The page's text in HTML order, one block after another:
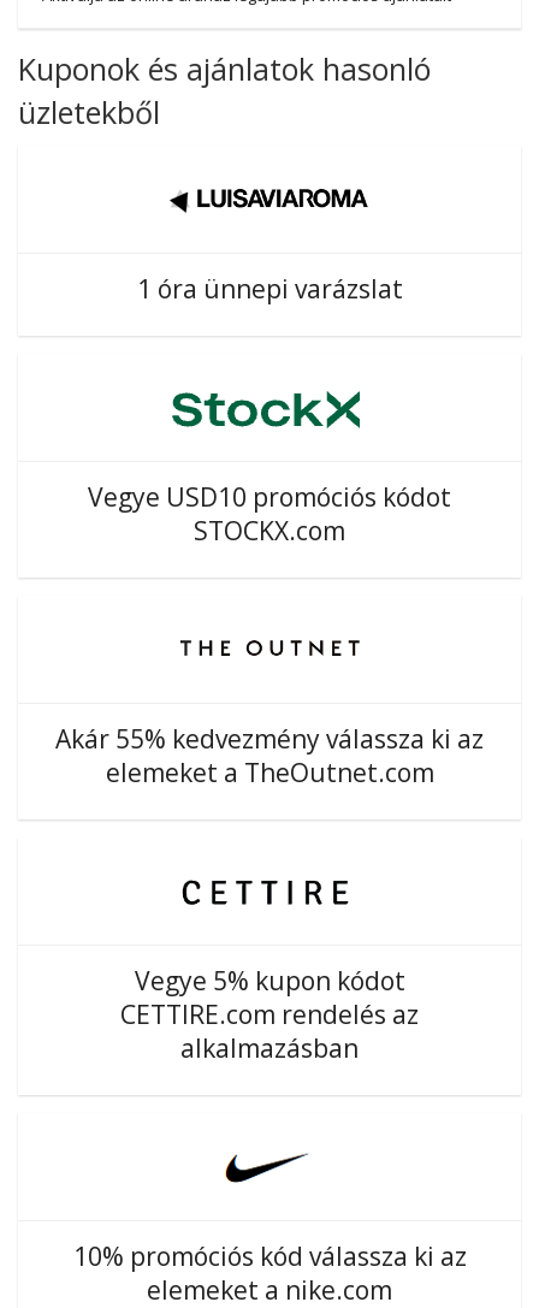
Kuponok és ajánlatok hasonló
üzletekből
1 óra ünnepi varázslat
Vegye USD10 promóciós kódot
STOCKX.com
Akár 55% kedvezmény válassza ki az
elemeket a TheOutnet.com
Vegye 5% kupon kódot
CETTIRE.com rendelés az
alkalmazásban
10% promóciós kód válassza ki az
elemeket a nike.com